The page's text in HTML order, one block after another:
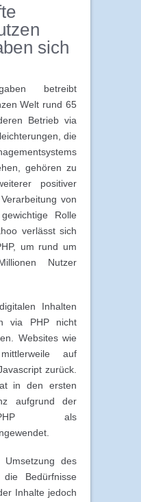
sich
betreibt
Welt rund 65
Betrieb via
die
gehören zu
positiver
von
Rolle
verlässt sich
um rund um
Nutzer
Inhalten
via PHP nicht
Websites wie
auf
zurück.
in den ersten
aufgrund der
PHP als
des
die Bedürfnisse
Inhalte jedoch